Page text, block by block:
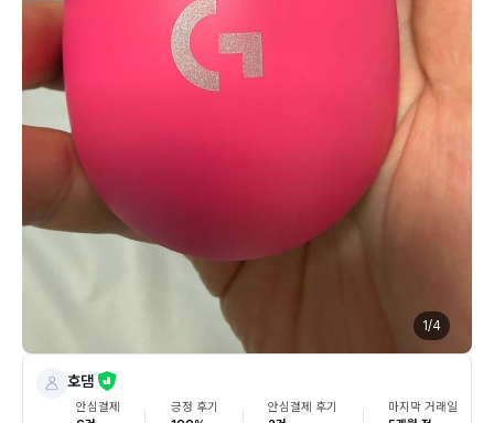
1/4
호댐
안심결제
긍정 후기
안심결제 후기
마지막 거래일